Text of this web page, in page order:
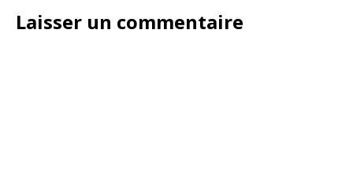
Laisser un commentaire